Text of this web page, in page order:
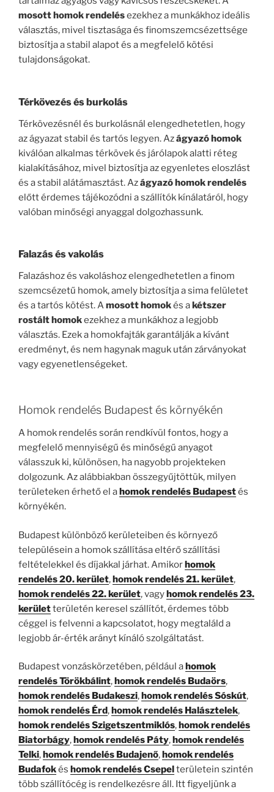
mosott homok rendelésezekhez a munkákhoz ideális
választás, mivel tisztasága és finomszemcsézettsége
biztosítja a stabil alapot és a megfelelő kötési
tulajdonságokat.
Térkövezés és burkolás
Térkövezésnél és burkolásnál elengedhetetlen, hogy
az ágyazat stabil és tartós legyen. Azágyazó homok
kiválóan alkalmas térkövek és járólapok alatti réteg
kialakításához, mivel biztosítja az egyenletes eloszlást
és a stabil alátámasztást. Azágyazó homok rendelés
előtt érdemes tájékozódni a szállítók kínálatáról, hogy
valóban minőségi anyaggal dolgozhassunk.
Falazás és vakolás
Falazáshoz és vakoláshoz elengedhetetlen a finom
szemcsézetű homok, amely biztosítja a sima felületet
és a tartós kötést. Amosott homokés akétszer
rostált homokezekhez a munkákhoz a legjobb
választás. Ezek a homokfajták garantálják a kívánt
eredményt, és nem hagynak maguk után zárványokat
vagy egyenetlenségeket.
Homok rendelés Budapest és környékén
A homok rendelés során rendkívül fontos, hogy a
megfelelő mennyiségű és minőségű anyagot
válasszuk ki, különösen, ha nagyobb projekteken
dolgozunk. Az alábbiakban összegyűjtöttük, milyen
területeken érhető el ahomok rendelés Budapestés
környékén.
Budapest különböző kerületeiben és környező
településein a homok szállítása eltérő szállítási
feltételekkel és díjakkal járhat. Amikorhomok
rendelés 20. kerület,homok rendelés 21. kerület,
homok rendelés 22. kerület, vagyhomok rendelés 23.
kerületterületén keresel szállítót, érdemes több
céggel is felvenni a kapcsolatot, hogy megtaláld a
legjobb ár-érték arányt kínáló szolgáltatást.
Budapest vonzáskörzetében, például ahomok
rendelés Törökbálint,homok rendelés Budaörs,
homok rendelés Budakeszi,homok rendelés Sóskút,
homok rendelés Érd,homok rendelés Halásztelek,
homok rendelés Szigetszentmiklós,homok rendelés
Biatorbágy,homok rendelés Páty,homok rendelés
Telki,homok rendelés Budajenő,homok rendelés
Budafokés homok rendelés Csepelterületein szintén
több szállítócég is rendelkezésre áll. Itt figyeljünk a